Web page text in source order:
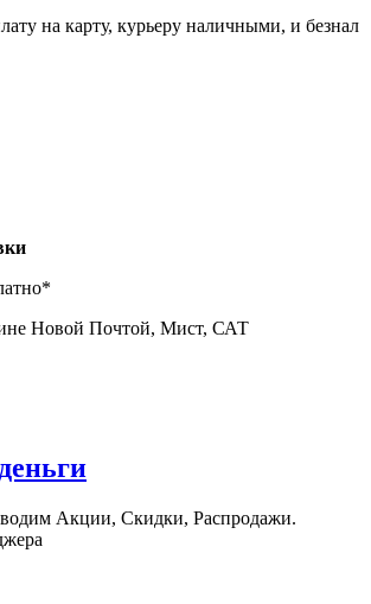
на карту, курьеру наличными, и безнал
Новой Почтой, Мист, САТ
Акции, Скидки, Распродажи.